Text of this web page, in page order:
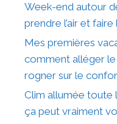
Week-end autour
prendre l’air et
Mes premières
comment alléger
rogner sur le
Clim allumée toute
ça peut vraiment